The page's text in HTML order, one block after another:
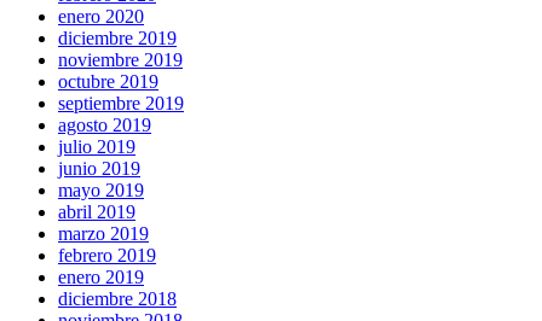
enero 2020
diciembre 2019
noviembre 2019
octubre 2019
septiembre 2019
agosto 2019
julio 2019
junio 2019
mayo 2019
abril 2019
marzo 2019
febrero 2019
enero 2019
diciembre 2018